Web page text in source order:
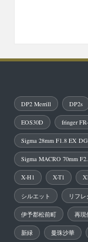
DP2 Merrill DP2s
EOS30D fringer
Sigma 28mm F1.8 EX
Sigma MACRO 70mm
X-H1 X-T1
シルエット リフ
伊予郡松前町 再現
新緑 曼珠沙華